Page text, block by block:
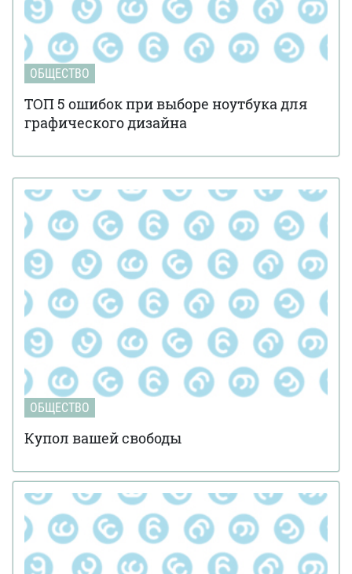
ОБЩЕСТВО
ТОП 5 ошибок при выборе ноутбука для
графического дизайна
ОБЩЕСТВО
Купол вашей свободы